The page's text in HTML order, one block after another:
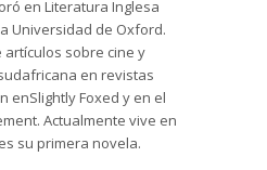
en Literatura Inglesa
Universidad de Oxford.
sobre cine y
en revistas
enSlightly Foxed y en el
Actualmente vive en
su primera novela.